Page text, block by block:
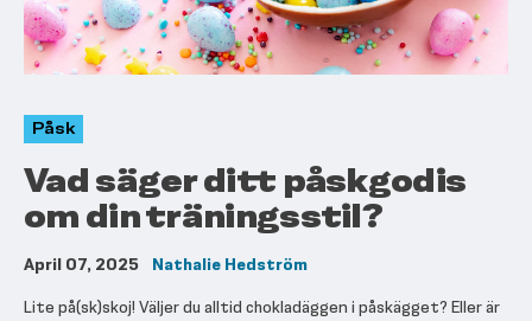
Påsk
Vad säger ditt påskgodis
om din träningsstil?
April 07, 2025
Nathalie Hedström
Lite på(sk)skoj! Väljer du alltid chokladäggen i påskägget? Eller är